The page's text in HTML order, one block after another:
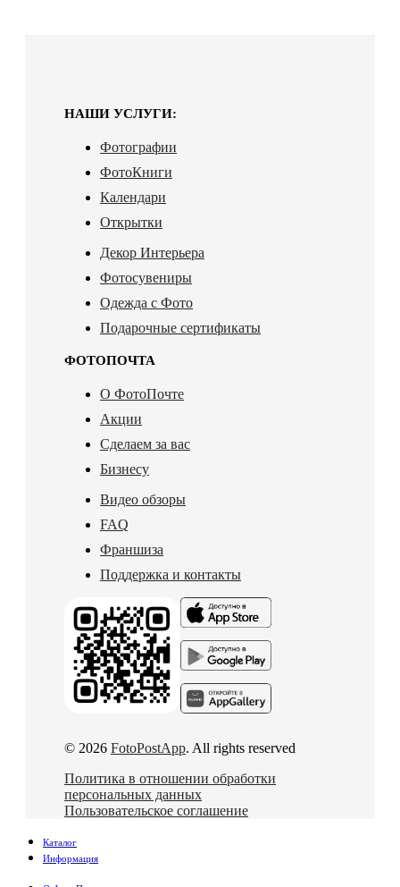
НАШИ УСЛУГИ:
Фотографии
ФотоКниги
Календари
Открытки
Декор Интерьера
Фотосувениры
Одежда с Фото
Подарочные сертификаты
ФОТОПОЧТА
О ФотоПочте
Акции
Сделаем за вас
Бизнесу
Видео обзоры
FAQ
Франшиза
Поддержка и контакты
© 2026 FotoPostApp. All rights reserved
Политика в отношении обработки
персональных данных
Пользовательское соглашение
Каталог
Информация